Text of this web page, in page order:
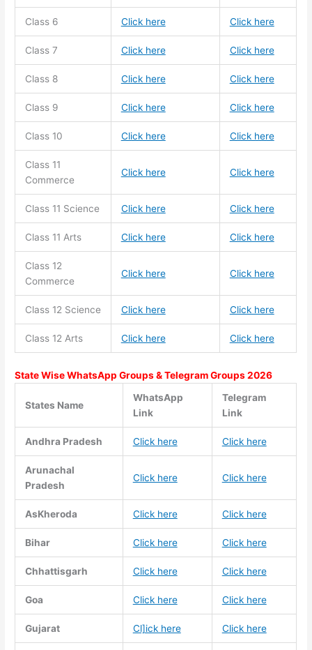
Class 6 Click here Click here
Class 7 Click here Click here
Class 8 Click here Click here
Class 9 Click here Click here
Class 10 Click here Click here
Class 11
Commerce
Click here Click here
Class 11 Science Click here Click here
Class 11 Arts Click here Click here
Class 12
Commerce
Click here Click here
Class 12 Science Click here Click here
Class 12 Arts Click here Click here
State Wise WhatsApp Groups & Telegram Groups 2026
States Name
WhatsApp
Link
Telegram
Link
Andhra Pradesh Click here Click here
Arunachal
Pradesh
Click here Click here
AsKheroda Click here Click here
Bihar Click here Click here
Chhattisgarh Click here Click here
Goa Click here Click here
Gujarat Cl]ick here Click here